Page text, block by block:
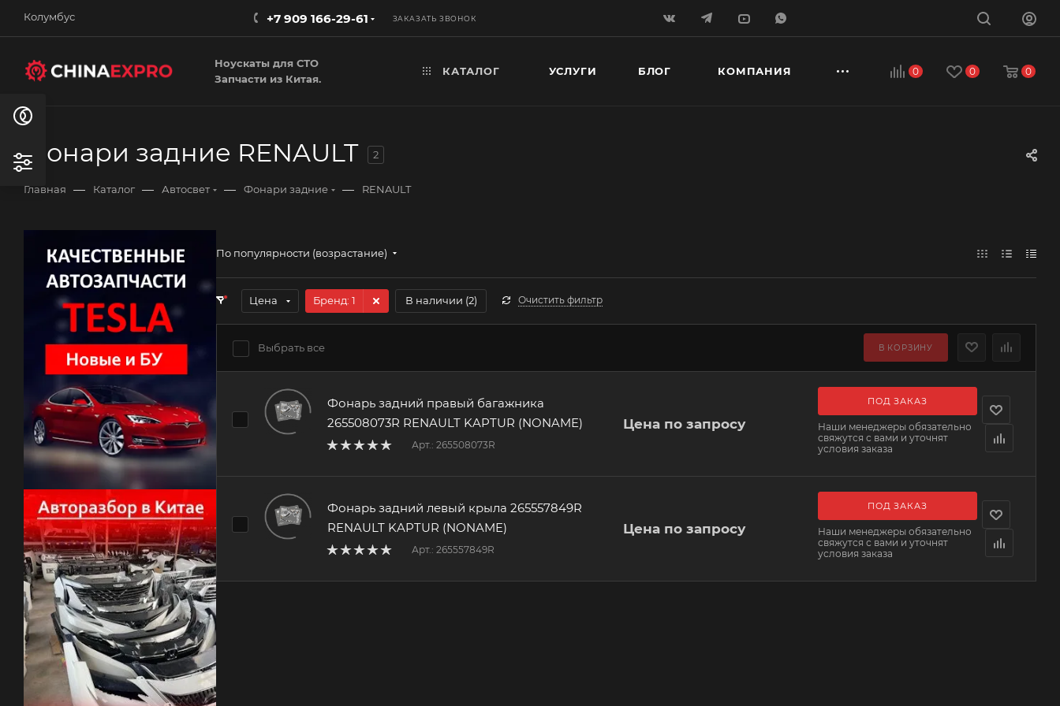
Колумбус +7 909 166-29-61 ЗАКАЗАТЬ ЗВОНОК
0 0 0
Ноускаты для СТО
Запчасти из Китая.
КАТАЛОГ УСЛУГИ БЛОГ КОМПАНИЯ
Фонари задние RENAULT 2
Главная — Каталог — Автосвет — Фонари задние — RENAULT
По популярности (возрастание)
Цена Бренд: 1 В наличии (2) Очистить фильтр
Выбрать все В КОРЗИНУ
Фонарь задний правый багажника
265508073R RENAULT KAPTUR (NONAME)
Арт.: 265508073R
Цена по запросу
ПОД ЗАКАЗ
Наши менеджеры обязательно
свяжутся с вами и уточнят
условия заказа
Фонарь задний левый крыла 265557849R
RENAULT KAPTUR (NONAME)
Арт.: 265557849R
Цена по запросу
ПОД ЗАКАЗ
Наши менеджеры обязательно
свяжутся с вами и уточнят
условия заказа